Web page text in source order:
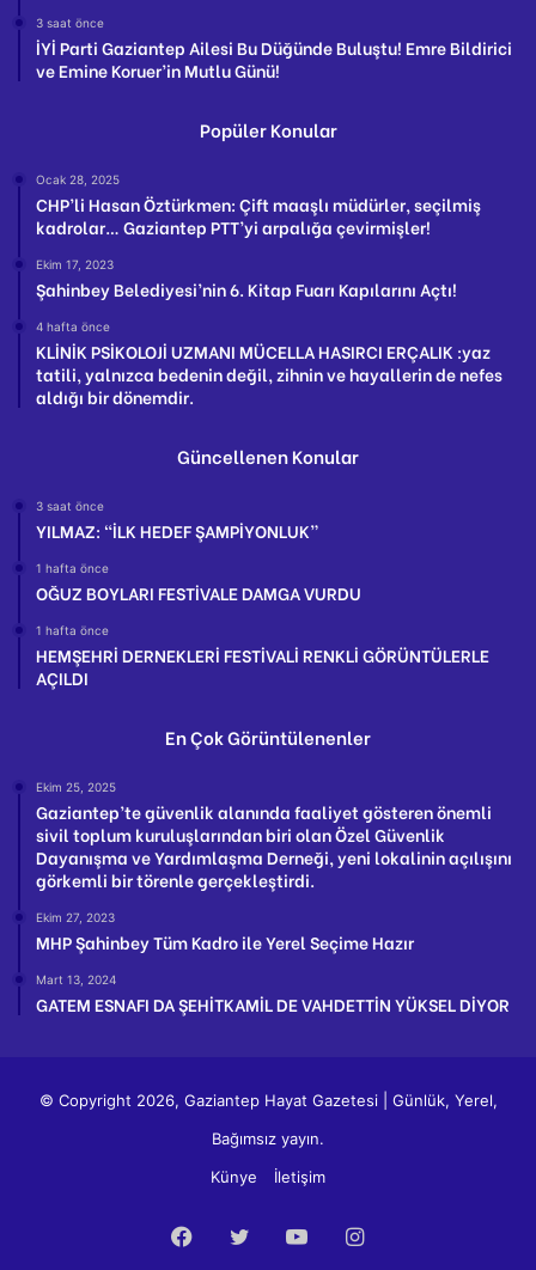
3 saat önce
İYİ Parti Gaziantep Ailesi Bu Düğünde Buluştu! Emre Bildirici
ve Emine Koruer’in Mutlu Günü!
Popüler Konular
Ocak 28, 2025
CHP’li Hasan Öztürkmen: Çift maaşlı müdürler, seçilmiş
kadrolar… Gaziantep PTT’yi arpalığa çevirmişler!
Ekim 17, 2023
Şahinbey Belediyesi’nin 6. Kitap Fuarı Kapılarını Açtı!
4 hafta önce
KLİNİK PSİKOLOJİ UZMANI MÜCELLA HASIRCI ERÇALIK :yaz
tatili, yalnızca bedenin değil, zihnin ve hayallerin de nefes
aldığı bir dönemdir.
Güncellenen Konular
3 saat önce
YILMAZ: “İLK HEDEF ŞAMPİYONLUK”
1 hafta önce
OĞUZ BOYLARI FESTİVALE DAMGA VURDU
1 hafta önce
HEMŞEHRİ DERNEKLERİ FESTİVALİ RENKLİ GÖRÜNTÜLERLE
AÇILDI
En Çok Görüntülenenler
Ekim 25, 2025
Gaziantep’te güvenlik alanında faaliyet gösteren önemli
sivil toplum kuruluşlarından biri olan Özel Güvenlik
Dayanışma ve Yardımlaşma Derneği, yeni lokalinin açılışını
görkemli bir törenle gerçekleştirdi.
Ekim 27, 2023
MHP Şahinbey Tüm Kadro ile Yerel Seçime Hazır
Mart 13, 2024
GATEM ESNAFI DA ŞEHİTKAMİL DE VAHDETTİN YÜKSEL DİYOR
© Copyright 2026, Gaziantep Hayat Gazetesi | Günlük, Yerel,
Bağımsız yayın.
Künye
İletişim
Facebook
TwitterYouTubeInstagram